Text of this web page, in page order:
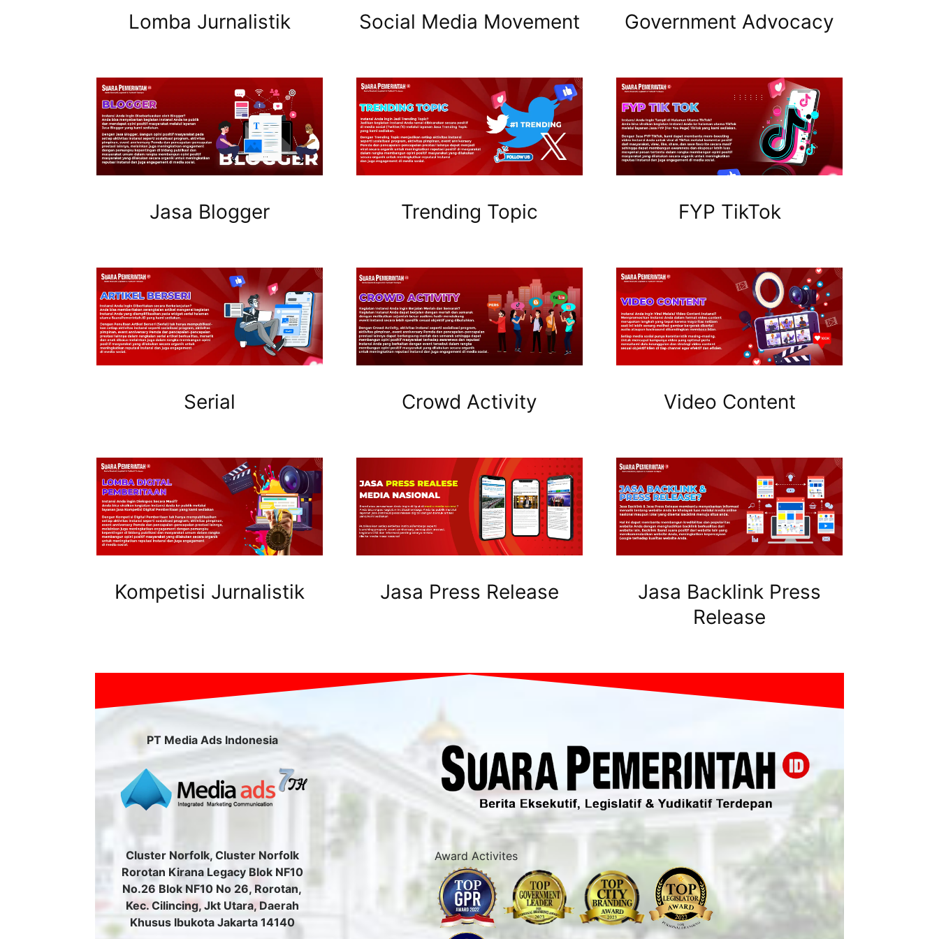
Lomba Jurnalistik
Jasa Blogger
Serial
Kompetisi Jurnalistik
Social Media Movement
Trending Topic
Crowd Activity
Jasa Press Release
Government Advocacy
FYP TikTok
Video Content
Jasa Backlink Press
Release
PT Media Ads Indonesia
Cluster Norfolk, Cluster Norfolk
Rorotan Kirana Legacy Blok NF10
No.26 Blok NF10 No 26, Rorotan,
Kec. Cilincing, Jkt Utara, Daerah
Khusus Ibukota Jakarta 14140
Award Activites